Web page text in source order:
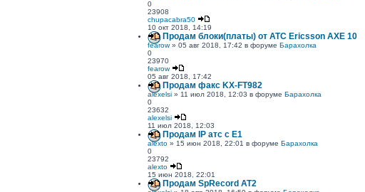
0
23908
chupacabra50
10 окт 2018, 14:19
Продам блоки(платы) от АТС Ericsson AXE 10
fearow» 05 авг 2018, 17:42 в форуме Барахолка
0
23970
fearow
05 авг 2018, 17:42
Продам факс KX-FT982
alexelsi » 11 июл 2018, 12:03 в форуме Барахолка
0
23632
alexelsi
11 июл 2018, 12:03
Продам IP атс с E1
alexto » 15 июн 2018, 22:01 в форуме Барахолка
0
23792
alexto
15 июн 2018, 22:01
Продам SpRecord AT2